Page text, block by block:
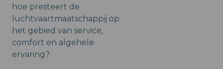
hoe presteert de
luchtvaartmaatschappij op
het gebied van service,
comfort en algehele
ervaring?